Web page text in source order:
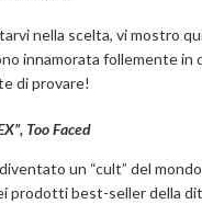
nella scelta, vi mostro
innamorata follemente in
di provare!
Too Faced
un “cult” del
prodotti best-seller della